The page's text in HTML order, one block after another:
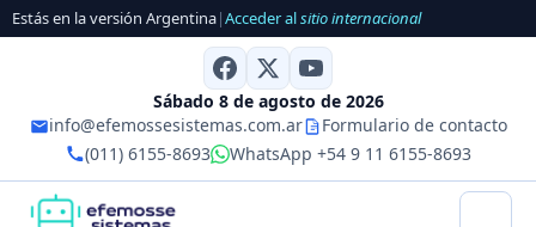
Estás en la versión Argentina|Acceder alsitio internacional
Sábado 8 de agosto de 2026
info@efemossesistemas.com.ar
Formulario de contacto
(011) 6155-8693
WhatsApp +54 9 11 6155-8693